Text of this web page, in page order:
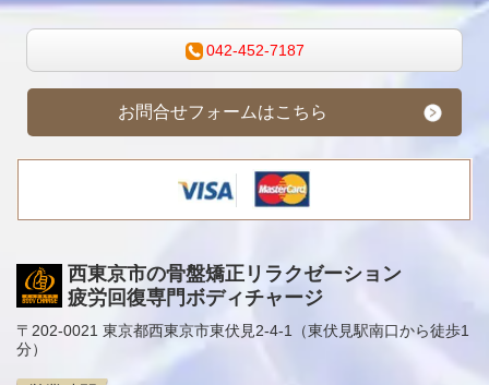
042-452-7187
お問合せフォームはこちら
西東京市の骨盤矯正リラクゼーション
疲労回復専門ボディチャージ
〒202-0021 東京都西東京市東伏見2-4-1（東伏見駅南口から徒歩1
分）